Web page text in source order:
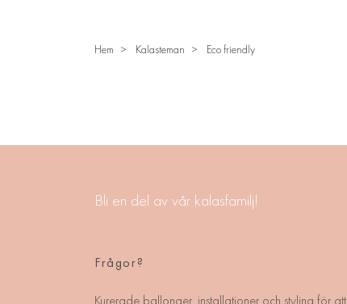
Hem Kalasteman Eco friendly
Bli en del av vår kalasfamilj!
Frågor?
Kurerade ballonger, installationer och styling för att